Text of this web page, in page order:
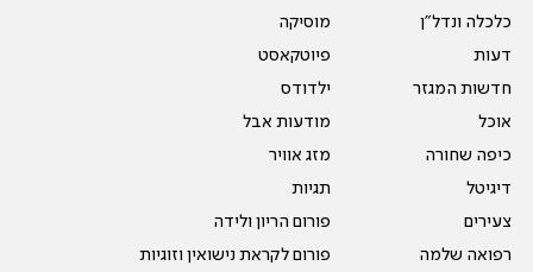
כלכלה ונדל"ן
דעות
חדשות המגזר
אוכל
כיפה שחורה
דיגיטל
צעירים
רפואה שלמה
מוסיקה
פיוטקאסט
ילדודס
מודעות אבל
מזג אוויר
תגיות
פורום הריון ולידה
פורום לקראת נישואין וזוגיות